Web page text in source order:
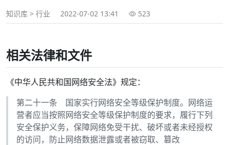
知识库 > 行业 2022-07-02 13:41 523
相关法律和文件
《中华人民共和国网络安全法》规定：
第二十一条 国家实行网络安全等级保护制度。网络运
营者应当按照网络安全等级保护制度的要求，履行下列
安全保护义务，保障网络免受干扰、破坏或者未经授权
的访问，防止网络数据泄露或者被窃取、篡改